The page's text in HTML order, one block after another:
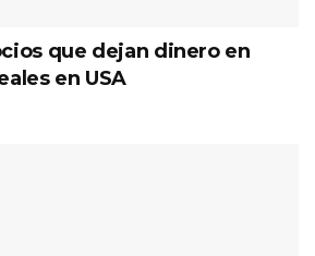
que dejan dinero en
en USA